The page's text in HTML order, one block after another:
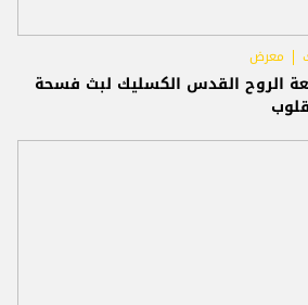
معرض
الروح القدس الكسليك لبث فسحة